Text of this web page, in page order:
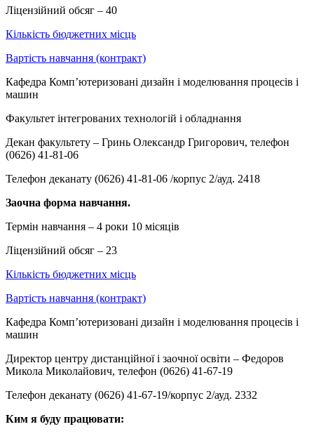
Ліцензійний обсяг – 40
Кількість бюджетних місць
Вартість навчання (контракт)
Кафедра Комп’ютеризовані дизайн і моделювання процесів і
машин
Факультет інтегрованих технологій і обладнання
Декан факультету – Гринь Олександр Григорович, телефон
(0626) 41-81-06
Телефон деканату (0626) 41-81-06 /корпус 2/ауд. 2418
Заочна форма навчання.
Термін навчання – 4 роки 10 місяців
Ліцензійний обсяг – 23
Кількість бюджетних місць
Вартість навчання (контракт)
Кафедра Комп’ютеризовані дизайн і моделювання процесів і
машин
Директор центру дистанційної і заочної освіти – Федоров
Микола Миколайович, телефон (0626) 41-67-19
Телефон деканату (0626) 41-67-19/корпус 2/ауд. 2332
Ким я буду працювати: